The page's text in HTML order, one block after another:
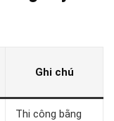
Ghi chú
Thi công bằng